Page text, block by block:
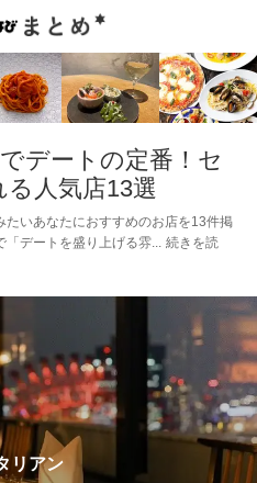
デートの定番！セ
人気店13選
いあなたにおすすめのお店を13件掲
「デートを盛り上げる雰
続きを読
リアン